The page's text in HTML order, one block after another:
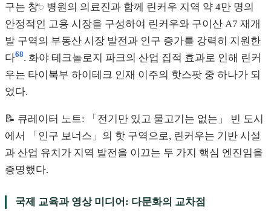
구는 창ꥐ 병원의 의료진과 함께 린커우 지역 약 4만 명의
안정적인 고용 시장을 구성하여 린커우와 구이산 A7 재개
발 구역의 부동산 시장 발전과 인구 증가를 강력히 지원한
다68. 화야 테크놀로지 파크의 산업 집적 효과로 인해 린커
우는 타이북부 하이테크 인재 이주의 핫스팟 중 하나가 되
었다.
📝 큐레이터 노트: 「전기만 있고 물고기는 없는」 빈 도시
에서 「인구 보너스」의 핫 구역으로, 린커우는 기반 시설
과 산업 유치가 지역 발전을 이끄는 두 가지 핵심 엔진임을
증명했다.
국제 교육과 영상 미디어: 다문화의 교차점